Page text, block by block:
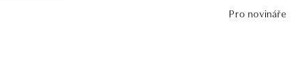
Pro novináře